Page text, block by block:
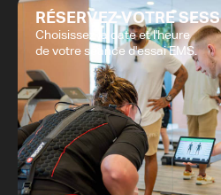
RÉSERVEZ VOTRE
Choisissez la date et l'heure
de votre séance d'essai EMS.